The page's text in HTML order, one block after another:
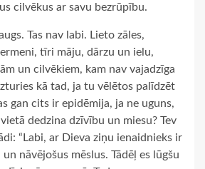
cilvēkus ar savu bezrūpību.
Tas nav labi. Lieto zāles,
tīri māju, dārzu un ielu,
un cilvēkiem, kam nav vajadzīga
kā tad, ja tu vēlētos palīdzēt
gan cits ir epidēmija, ja ne uguns,
dedzina dzīvību un miesu? Tev
“Labi, ar Dieva ziņu ienaidnieks ir
nāvējošus mēslus. Tādēļ es lūgšu